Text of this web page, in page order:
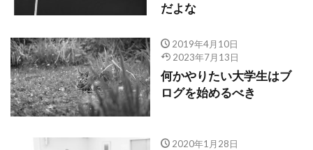
だよな
2019年4月10日
2023年7月13日
何かやりたい大学生はブ
ログを始めるべき
2020年1月28日